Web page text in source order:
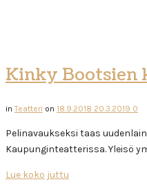
Kinky Bootsien
inTeatteri on 18.9.2018 20.3.2019 0
Pelinavaukseksi taas
Kaupunginteatterissa. Yleisö
Lue koko juttu